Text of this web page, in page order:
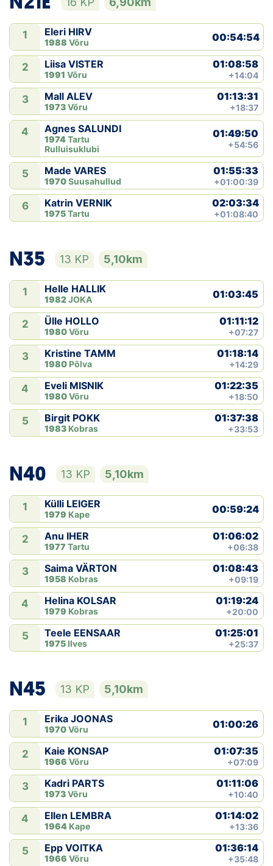
1 Eleri HIRV
1988 Võru 00:54:54
2 Liisa VISTER
1991 Võru
01:08:58
+14:04
3 Mall ALEV
1973Võru
01:13:31
+18:37
4 Agnes SALUNDI
1974Tartu
Rulluisuklubi
01:49:50
+54:56
5 Made VARES
1970Suusahullud
01:55:33
+01:00:39
6 Katrin VERNIK
1975Tartu
02:03:34
+01:08:40
N35 13 KP 5,10km
1 Helle HALLIK
1982JOKA 01:03:45
2 Ülle HOLLO
1980Võru
01:11:12
+07:27
3 Kristine TAMM
1980 Põlva
01:18:14
+14:29
4 Eveli MISNIK
1980Võru
01:22:35
+18:50
5 Birgit POKK
1983 Kobras
01:37:38
+33:53
N40 13 KP 5,10km
1 Külli LEIGER
1979 Kape 00:59:24
2 Anu IHER
1977 Tartu
01:06:02
+06:38
3 Saima VÄRTON
1958 Kobras
01:08:43
+09:19
4 Helina KOLSAR
1979 Kobras
01:19:24
+20:00
5 Teele EENSAAR
1975 Ilves
01:25:01
+25:37
N45 13 KP 5,10km
1 Erika JOONAS
1970Võru 01:00:26
2 Kaie KONSAP
1966 Võru
01:07:35
+07:09
3 Kadri PARTS
1973Võru
01:11:06
+10:40
4 Ellen LEMBRA
1964 Kape
01:14:02
+13:36
5 Epp VOITKA
1966 Võru
01:36:14
+35:48